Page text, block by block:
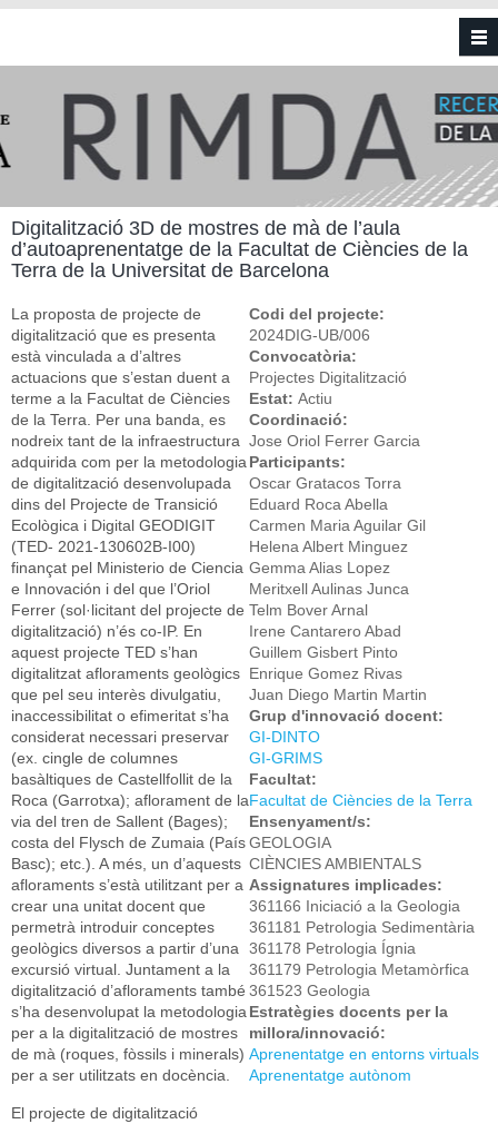
Vés al contingut
Digitalització 3D de mostres de mà de l’aula
d’autoaprenentatge de la Facultat de Ciències de la
Terra de la Universitat de Barcelona
La proposta de projecte de
digitalització que es presenta
està vinculada a d’altres
actuacions que s’estan duent a
terme a la Facultat de Ciències
de la Terra. Per una banda, es
nodreix tant de la infraestructura
adquirida com per la metodologia
de digitalització desenvolupada
dins del Projecte de Transició
Ecològica i Digital GEODIGIT
(TED- 2021-130602B-I00)
finançat pel Ministerio de Ciencia
e Innovación i del que l’Oriol
Ferrer (sol·licitant del projecte de
digitalització) n’és co-IP. En
aquest projecte TED s’han
digitalitzat afloraments geològics
que pel seu interès divulgatiu,
inaccessibilitat o efimeritat s’ha
considerat necessari preservar
(ex. cingle de columnes
basàltiques de Castellfollit de la
Roca (Garrotxa); aflorament de la
via del tren de Sallent (Bages);
costa del Flysch de Zumaia (País
Basc); etc.). A més, un d’aquests
afloraments s’està utilitzant per a
crear una unitat docent que
permetrà introduir conceptes
geològics diversos a partir d’una
excursió virtual. Juntament a la
digitalització d’afloraments també
s’ha desenvolupat la metodologia
per a la digitalització de mostres
de mà (roques, fòssils i minerals)
per a ser utilitzats en docència.
El projecte de digitalització
Codi del projecte:
2024DIG-UB/006
Convocatòria:
Projectes Digitalització
Estat: Actiu
Coordinació:
Jose Oriol Ferrer Garcia
Participants:
Oscar Gratacos Torra
Eduard Roca Abella
Carmen Maria Aguilar Gil
Helena Albert Minguez
Gemma Alias Lopez
Meritxell Aulinas Junca
Telm Bover Arnal
Irene Cantarero Abad
Guillem Gisbert Pinto
Enrique Gomez Rivas
Juan Diego Martin Martin
Grup d'innovació docent:
GI-DINTO
GI-GRIMS
Facultat:
Facultat de Ciències de la Terra
Ensenyament/s:
GEOLOGIA
CIÈNCIES AMBIENTALS
Assignatures implicades:
361166 Iniciació a la Geologia
361181 Petrologia Sedimentària
361178 Petrologia Ígnia
361179 Petrologia Metamòrfica
361523 Geologia
Estratègies docents per la
millora/innovació:
Aprenentatge en entorns virtuals
Aprenentatge autònom